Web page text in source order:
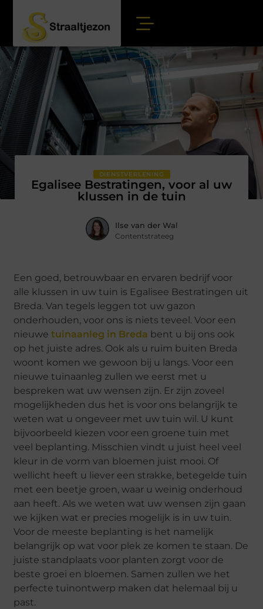
DIENSTVERLENING
Egalisee Bestratingen, voor al uw
klussen in de tuin
Ilse van der Wal
Contentstrateeg
Een goed, betrouwbaar en ervaren bedrijf voor
alle klussen in uw tuin is Egalisee Bestratingen uit
Breda. Van tegels leggen tot uw gazon
onderhouden, voor ons is niets teveel. Voor een
nieuwetuinaanleg in Breda bent u bij ons ook
op het juiste adres. Ook als u ruim buiten Breda
woont komen we gewoon bij u langs. Voor een
nieuwe tuinaanleg zullen we eerst met u
bespreken wat uw wensen zijn. Er zijn zoveel
mogelijkheden dus het is voor ons belangrijk te
weten wat u ongeveer met uw tuin wil. U kunt
bijvoorbeeld kiezen voor een groene tuin met
veel beplanting. Misschien vindt u juist heel veel
kleur in de vorm van bloemen juist mooi. Of
wellicht heeft u liever een strakke, betegelde tuin
met een beetje groen, waar u weinig onderhoud
aan heeft. Als we weten wat uw wensen zijn gaan
we kijken wat er precies mogelijk is in uw tuin.
Voor de meeste beplanting is het namelijk
belangrijk op wat voor plek ze komen te staan. De
juiste standplaats voor planten zorgt voor de
beste groei en bloemen. Samen zullen we het
perfecte tuinontwerp maken dat helemaal bij u
past.